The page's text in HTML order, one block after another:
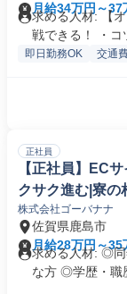
月給34万円～37
求める人材: 【
戦できる！ ・コ
即日勤務OK 交通
正社員
【正社員】EC
クサク進む|寮の
株式会社ゴーバナナ
佐賀県鹿島市
月給28万円～35
求める人材: ◎
な方 ◎学歴・職